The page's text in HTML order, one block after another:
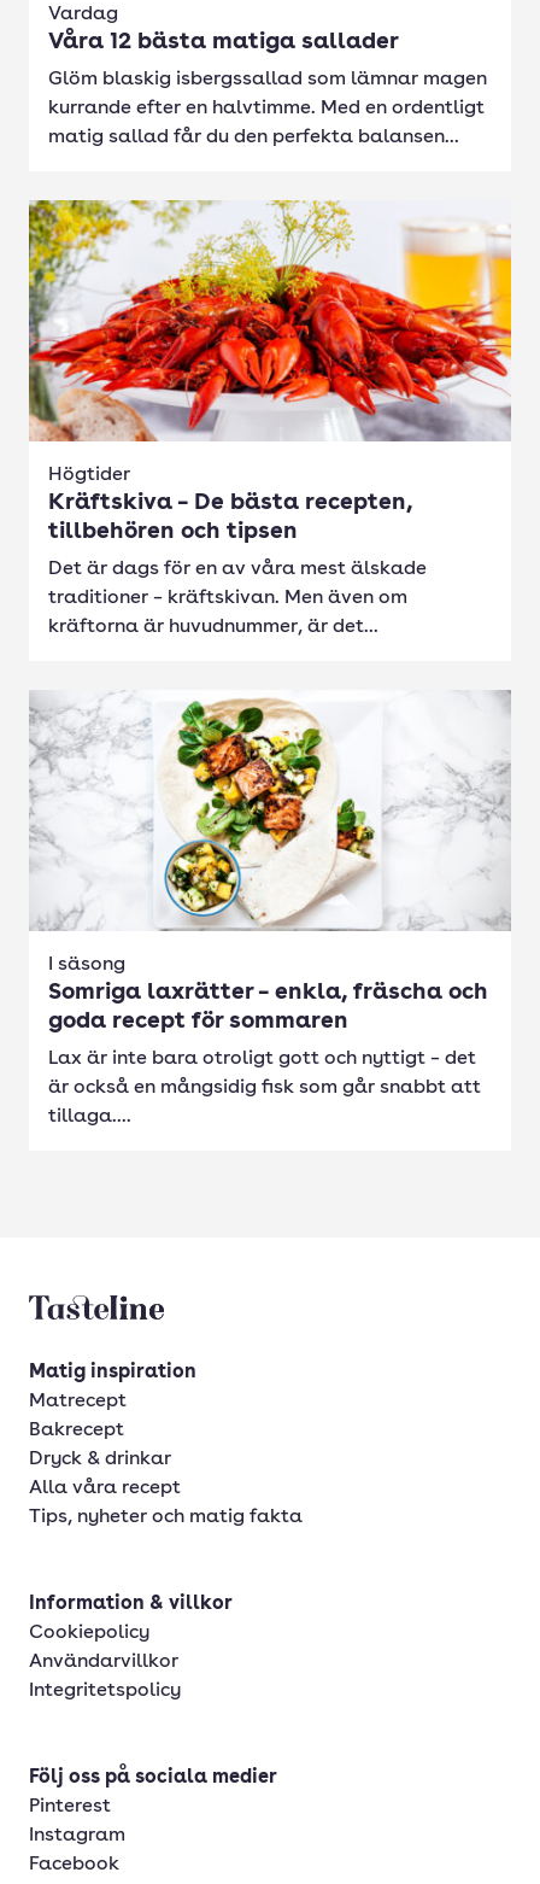
Vardag
Våra 12 bästa matiga sallader
Glöm blaskig isbergssallad som lämnar magen
kurrande efter en halvtimme. Med en ordentligt
matig sallad får du den perfekta balansen...
Högtider
Kräftskiva – De bästa recepten,
tillbehören och tipsen
Det är dags för en av våra mest älskade
traditioner – kräftskivan. Men även om
kräftorna är huvudnummer, är det...
I säsong
Somriga laxrätter – enkla, fräscha och
goda recept för sommaren
Lax är inte bara otroligt gott och nyttigt – det
är också en mångsidig fisk som går snabbt att
tillaga....
Tasteline startsida
Matig inspiration
Matrecept
Bakrecept
Dryck & drinkar
Alla våra recept
Tips, nyheter och matig fakta
Information & villkor
Cookiepolicy
Användarvillkor
Integritetspolicy
Följ oss på sociala medier
Pinterest
Instagram
Facebook